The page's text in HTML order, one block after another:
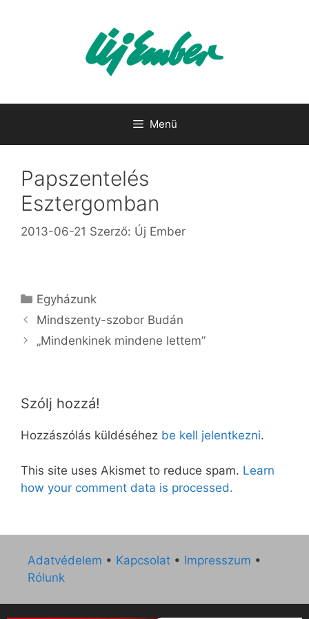
Menü
Papszentelés
Esztergomban
2013-06-21 Szerző: Új Ember
Kategória
Egyházunk
Mindszenty-szobor Budán
„Mindenkinek mindene lettem”
Szólj hozzá!
Hozzászólás küldéséhez be kell jelentkezni.
This site uses Akismet to reduce spam. Learn
how your comment data is processed.
Adatvédelem • Kapcsolat • Impresszum •
Rólunk